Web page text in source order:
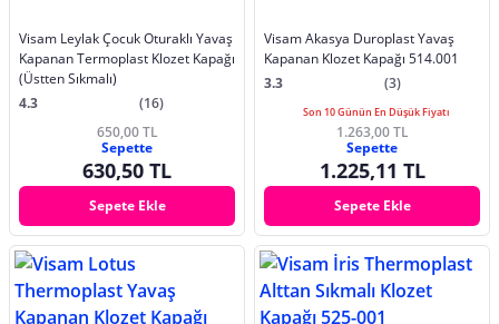
Visam Leylak Çocuk Oturaklı Yavaş
Kapanan Termoplast Klozet Kapağı
(Üstten Sıkmalı)
4.3
(16)
650,00 TL
Sepette
630,50 TL
Sepete Ekle
Visam Akasya Duroplast Yavaş
Kapanan Klozet Kapağı 514.001
3.3
(3)
Son 10 Günün En Düşük Fiyatı
1.263,00 TL
Sepette
1.225,11 TL
Sepete Ekle